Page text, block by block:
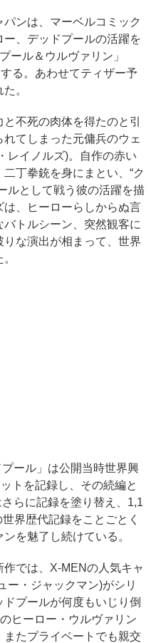
ンは、マーベルコミック
、デッドプールの活躍を
ール＆ウルヴァリン」
る。あわせてティザー予
。
不死の肉体を得たのと引
てしまった元傭兵のウェ
レイノルズ)。自作の赤い
丁拳銃を身にまとい、“ク
ルとして戦う彼の活躍を描
は、ヒーローらしからぬ言
トルシーン、突然観客に
な演出が相まって、世界
ール」は公開当時世界興
トを記録し、その続編と
らに記録を塗り替え、1,1
界歴代記録をことごとく
を魅了し続けている。
では、X-MENの人気キャ
ー・ジャックマン)がシリ
プールが何度もいじり倒
ヒーロー・ウルヴァリン
たプライベートでも親交